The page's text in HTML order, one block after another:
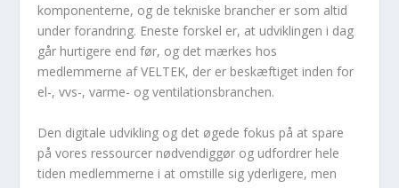
komponenterne, og de tekniske brancher er som altid
under forandring. Eneste forskel er, at udviklingen i dag
går hurtigere end før, og det mærkes hos
medlemmerne af VELTEK, der er beskæftiget inden for
el-, vvs-, varme- og ventilationsbranchen.
Den digitale udvikling og det øgede fokus på at spare
på vores ressourcer nødvendiggør og udfordrer hele
tiden medlemmerne i at omstille sig yderligere, men